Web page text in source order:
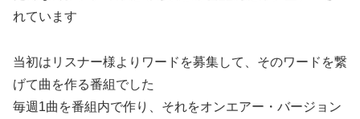
れています
当初はリスナー様よりワードを募集して、そのワードを繋
げて曲を作る番組でした
毎週1曲を番組内で作り、それをオンエアー・バージョン